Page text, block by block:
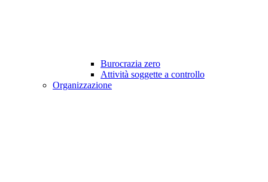
Burocrazia zero
Attività soggette a controllo
Organizzazione